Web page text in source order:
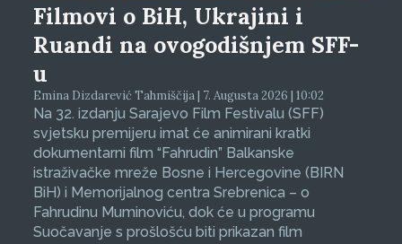
Filmovi o BiH, Ukrajini i
Ruandi na ovogodišnjem SFF-
u
Emina Dizdarević Tahmiščija | 7. Augusta 2026 | 10:02
Na 32. izdanju Sarajevo Film Festivalu (SFF)
svjetsku premijeru imat će animirani kratki
dokumentarni film “Fahrudin” Balkanske
istraživačke mreže Bosne i Hercegovine (BIRN
BiH) i Memorijalnog centra Srebrenica – o
Fahrudinu Muminoviću, dok će u programu
Suočavanje s prošlošću biti prikazan film